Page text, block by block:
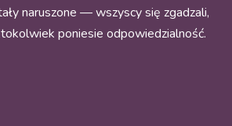
naruszone — wszyscy się zgadzali,
poniesie odpowiedzialność.